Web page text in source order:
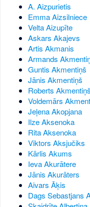
A. Aizpurietis
Emma Aizsilniece
Velta Aizupīte
Askars Akajevs
Artis Akmanis
Armands
Guntis Akmentiņš
Jānis Akmentiņš
Roberts Akmentiņš
Voldemārs
Jeļena Akopjana
Ilze Aksenoka
Rita Aksenoka
Viktors Aksjučiks
Kārlis Akums
Ieva Akurātere
Jānis Akurāters
Aivars Āķis
Dags Sebastjans